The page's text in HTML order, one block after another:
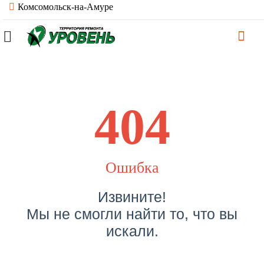
Комсомольск-на-Амуре
404
Ошибка
Извините!
Мы не смогли найти то, что вы
искали.